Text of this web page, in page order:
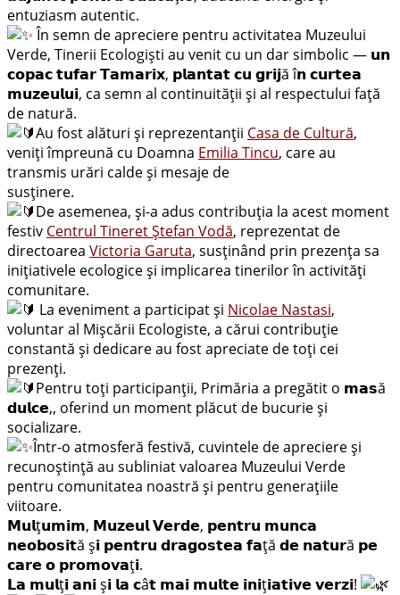
entuziasm autentic.
În semn de apreciere pentru activitatea Muzeului
Verde, Tinerii Ecologiști au venit cu un dar simbolic — 𝘂𝗻
𝗰𝗼𝗽𝗮𝗰 𝘁𝘂𝗳𝗮𝗿 𝗧𝗮𝗺𝗮𝗿𝗶𝘅, 𝗽𝗹𝗮𝗻𝘁𝗮𝘁 𝗰𝘂 𝗴𝗿𝗶𝗷ă î𝗻 𝗰𝘂𝗿𝘁𝗲𝗮
𝗺𝘂𝘇𝗲𝘂𝗹𝘂𝗶, ca semn al continuității și al respectului față
de natură.
Au fost alături și reprezentanții Casa de Cultură,
veniți împreună cu Doamna Emilia Tincu, care au
transmis urări calde și mesaje de
susținere.
De asemenea, și-a adus contribuția la acest moment
festiv Centrul Tineret Ștefan Vodă, reprezentat de
directoarea Victoria Garuta, susținând prin prezența sa
inițiativele ecologice și implicarea tinerilor în activități
comunitare.
La eveniment a participat și Nicolae Nastasi,
voluntar al Mișcării Ecologiste, a cărui contribuție
constantă și dedicare au fost apreciate de toți cei
prezenți.
Pentru toți participanții, Primăria a pregătit o 𝗺𝗮𝘀ă
𝗱𝘂𝗹𝗰𝗲,, oferind un moment plăcut de bucurie și
socializare.
Într-o atmosferă festivă, cuvintele de apreciere și
recunoștință au subliniat valoarea Muzeului Verde
pentru comunitatea noastră și pentru generațiile
viitoare.
𝗠𝘂𝗹ț𝘂𝗺𝗶𝗺, 𝗠𝘂𝘇𝗲𝘂𝗹 𝗩𝗲𝗿𝗱𝗲, 𝗽𝗲𝗻𝘁𝗿𝘂 𝗺𝘂𝗻𝗰𝗮
𝗻𝗲𝗼𝗯𝗼𝘀𝗶𝘁ă ș𝗶 𝗽𝗲𝗻𝘁𝗿𝘂 𝗱𝗿𝗮𝗴𝗼𝘀𝘁𝗲𝗮 𝗳𝗮ță 𝗱𝗲 𝗻𝗮𝘁𝘂𝗿ă 𝗽𝗲
𝗰𝗮𝗿𝗲 𝗼 𝗽𝗿𝗼𝗺𝗼𝘃𝗮ț𝗶.
𝗟𝗮 𝗺𝘂𝗹ț𝗶 𝗮𝗻𝗶 ș𝗶 𝗹𝗮 𝗰â𝘁 𝗺𝗮𝗶 𝗺𝘂𝗹𝘁𝗲 𝗶𝗻𝗶ț𝗶𝗮𝘁𝗶𝘃𝗲 𝘃𝗲𝗿𝘇𝗶!